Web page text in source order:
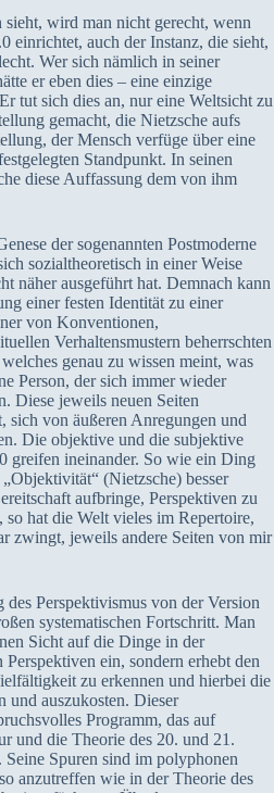
wird man nicht gerecht, wenn
einrichtet, auch der Instanz, die sieht,
Wer sich nämlich in seiner
er eben dies – eine einzige
tut sich dies an, nur eine Weltsicht zu
gemacht, die Nietzsche aufs
der Mensch verfüge über eine
Standpunkt. In seinen
diese Auffassung dem von ihm
der sogenannten Postmoderne
sozialtheoretisch in einer Weise
näher ausgeführt hat. Demnach kann
einer festen Identität zu einer
von Konventionen,
Verhaltensmustern beherrschten
genau zu wissen meint, was
Person, der sich immer wieder
Diese jeweils neuen Seiten
sich von äußeren Anregungen und
Die objektive und die subjektive
greifen ineinander. So wie ein Ding
(Nietzsche) besser
aufbringe, Perspektiven zu
hat die Welt vieles im Repertoire,
zwingt, jeweils andere Seiten von mir
Perspektivismus von der Version
systematischen Fortschritt. Man
Sicht auf die Dinge in der
ein, sondern erhebt den
zu erkennen und hierbei die
und auszukosten. Dieser
Programm, das auf
und die Theorie des 20. und 21.
Spuren sind im polyphonen
anzutreffen wie in der Theorie des